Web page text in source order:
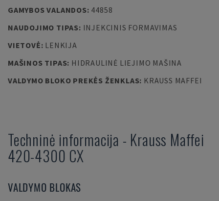
GAMYBOS VALANDOS: 44858
NAUDOJIMO TIPAS: INJEKCINIS FORMAVIMAS
VIETOVĖ: LENKIJA
MAŠINOS TIPAS: HIDRAULINĖ LIEJIMO MAŠINA
VALDYMO BLOKO PREKĖS ŽENKLAS: KRAUSS MAFFEI
Techninė informacija - Krauss Maffei
420-4300 CX
VALDYMO BLOKAS